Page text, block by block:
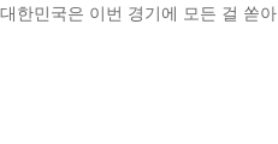
한민국은 이번 경기에 모든 걸 쏟